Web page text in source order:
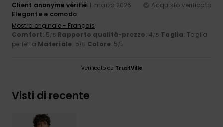
Client anonyme vérifié11. marzo 2026
Acquisto verificato
Elegante e comodo
Mostra originale - Français
Comfort: 5/5 Rapporto qualità-prezzo: 4/5 Taglia: Taglia
perfetta Materiale: 5/5 Colore: 5/5
Verificato da TrustVille
Visti di recente